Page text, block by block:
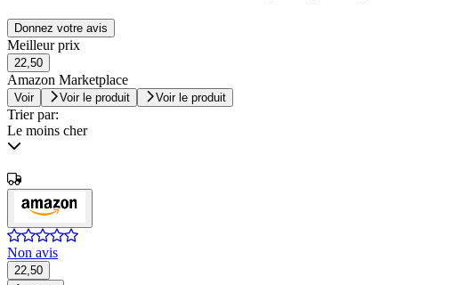
Donnez votre avis
Meilleur prix
22,50
Amazon Marketplace
Voir Voir le produit Voir le produit
Trier par:
Le moins cher
Non avis
22,50